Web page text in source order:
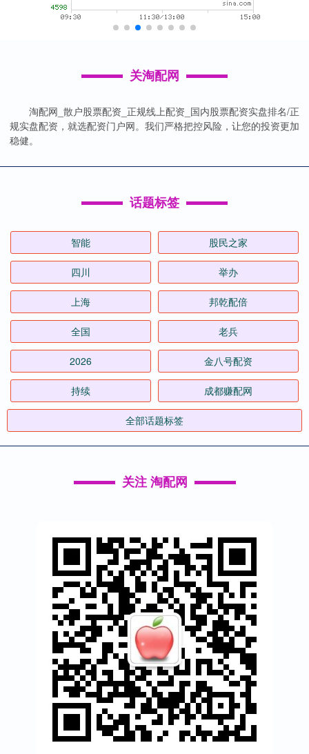
关淘配网
淘配网_散户股票配资_正规线上配资_国内股票配资实盘排名/正
规实盘配资，就选配资门户网。我们严格把控风险，让您的投资更加
稳健。
话题标签
智能 股民之家
四川 举办
上海 邦乾配倍
全国 老兵
2026 金八号配资
持续 成都赚配网
全部话题标签
关注 淘配网